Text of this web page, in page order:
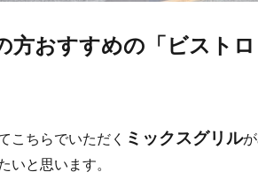
方おすすめの「ビスト
こちらでいただく ミックスグリル
いと思います。